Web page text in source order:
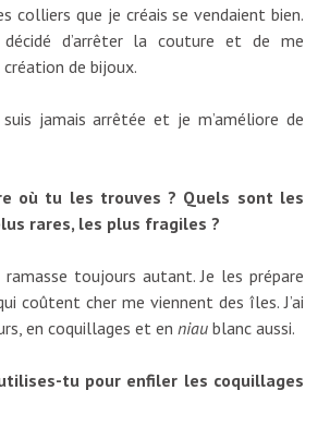
colliers que je créais se vendaient bien.
décidé d’arrêter la couture et de me
de bijoux.
jamais arrêtée et je m’améliore de
où tu les trouves ? Quels sont les
rares, les plus fragiles ?
ramasse toujours autant. Je les prépare
coûtent cher me viennent des îles. J’ai
en coquillages et en niau blanc aussi.
tu pour enfiler les coquillages